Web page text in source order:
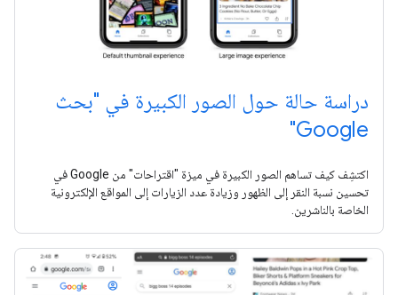
دراسة حالة حول الصور الكبيرة في "بحث
Google"
اكتشِف كيف تساهم الصور الكبيرة في ميزة "اقتراحات" من Google في
تحسين نسبة النقر إلى الظهور وزيادة عدد الزيارات إلى المواقع الإلكترونية
الخاصة بالناشرين.